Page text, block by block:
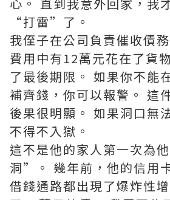
“打雷”了。
我侄子在公司負責催收債
費用中有12萬元花在了貨
了最後期限。 如果你不能
補齊錢，你可以報警。 這
後果很明顯。 如果洞口無
不得不入獄。
這不是他的家人第一次為
洞”。 幾年前，他的信用
借錢通路都出現了爆炸性